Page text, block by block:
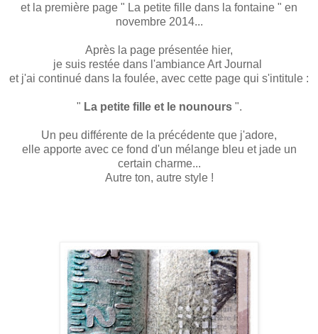
et la première page " La petite fille dans la fontaine " en
novembre 2014...
Après la page présentée hier,
je suis restée dans l'ambiance Art Journal
et j'ai continué dans la foulée, avec cette page qui s'intitule :
" La petite fille et le nounours ".
Un peu différente de la précédente que j'adore,
elle apporte avec ce fond d'un mélange bleu et jade un
certain charme...
Autre ton, autre style !